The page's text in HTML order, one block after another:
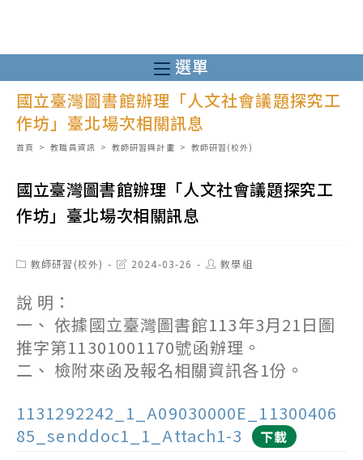
至
主
內
選單
國立臺灣圖書館辦理「人文社會議題探究工
作坊」臺北場次相關訊息
首頁 > 教職員資訊 > 教師研習與計畫 > 教師研習(校外)
國立臺灣圖書館辦理「人文社會議題探究工
作坊」臺北場次相關訊息
Post教師研習(校外)
Post2024-03-26
Post教學組
說 明：
一、 依據國立臺灣圖書館113年3月21日圖
推字第11301001170號函辦理。
二、 檢附來函及報名相關資訊各1份。
1131292242_1_A09030000E_11300406
85_senddoc1_1_Attach1-3
下載